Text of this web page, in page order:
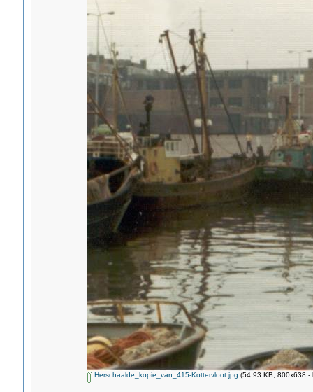
Herschaalde_kopie_van_415-Kottervloot.jpg (54.93 KB, 800x638 -